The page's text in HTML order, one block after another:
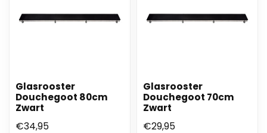
Glasrooster
Douchegoot 80cm
Zwart
€34,95
Glasrooster
Douchegoot 70cm
Zwart
€29,95